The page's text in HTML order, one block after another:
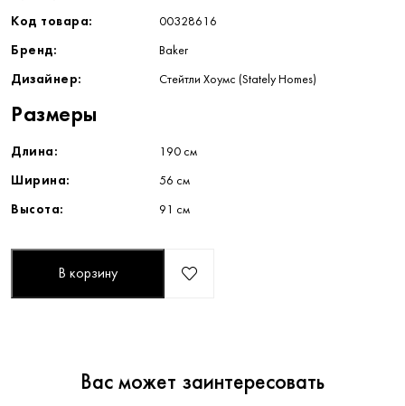
Код товара: 00328616
Бренд: Baker
Дизайнер: Стейтли Хоумс (Stately Homes)
Размеры
Длина: 190 см
Ширина: 56 см
Высота: 91 см
В корзину
Вас может заинтересовать